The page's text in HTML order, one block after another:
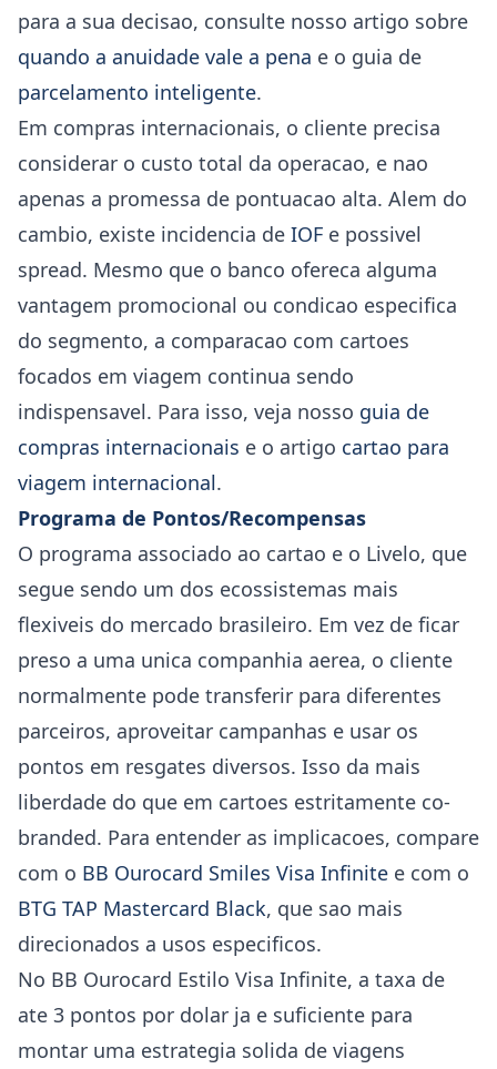
para a sua decisao, consulte nosso artigo sobre
quando a anuidade vale a pena e o guia de
parcelamento inteligente.
Em compras internacionais, o cliente precisa
considerar o custo total da operacao, e nao
apenas a promessa de pontuacao alta. Alem do
cambio, existe incidencia de IOF e possivel
spread. Mesmo que o banco ofereca alguma
vantagem promocional ou condicao especifica
do segmento, a comparacao com cartoes
focados em viagem continua sendo
indispensavel. Para isso, veja nosso guia de
compras internacionais e o artigo cartao para
viagem internacional.
Programa de Pontos/Recompensas
O programa associado ao cartao e o Livelo, que
segue sendo um dos ecossistemas mais
flexiveis do mercado brasileiro. Em vez de ficar
preso a uma unica companhia aerea, o cliente
normalmente pode transferir para diferentes
parceiros, aproveitar campanhas e usar os
pontos em resgates diversos. Isso da mais
liberdade do que em cartoes estritamente co-
branded. Para entender as implicacoes, compare
com o BB Ourocard Smiles Visa Infinite e com o
BTG TAP Mastercard Black, que sao mais
direcionados a usos especificos.
No BB Ourocard Estilo Visa Infinite, a taxa de
ate 3 pontos por dolar ja e suficiente para
montar uma estrategia solida de viagens